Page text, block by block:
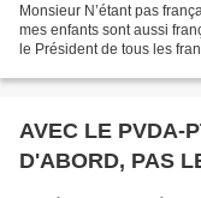
Monsieur N’étant pas
mes enfants sont aussi
le Président de tous les
AVEC LE PVDA-
D'ABORD, PAS